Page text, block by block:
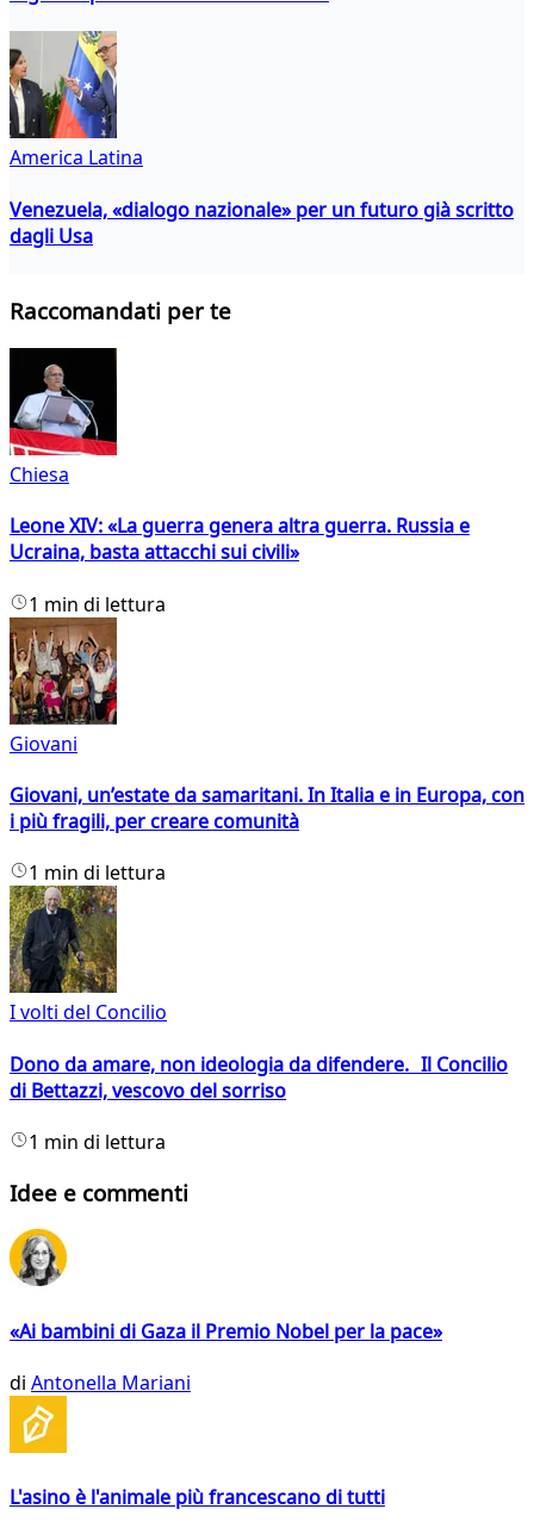
America Latina
Venezuela, «dialogo nazionale» per un futuro già scritto
dagli Usa
Raccomandati per te
Chiesa
Leone XIV: «La guerra genera altra guerra. Russia e
Ucraina, basta attacchi sui civili»
1 min di lettura
Giovani
Giovani, un’estate da samaritani. In Italia e in Europa, con
i più fragili, per creare comunità
1 min di lettura
I volti del Concilio
Dono da amare, non ideologia da difendere. Il Concilio
di Bettazzi, vescovo del sorriso
1 min di lettura
Idee e commenti
«Ai bambini di Gaza il Premio Nobel per la pace»
di Antonella Mariani
L'asino è l'animale più francescano di tutti